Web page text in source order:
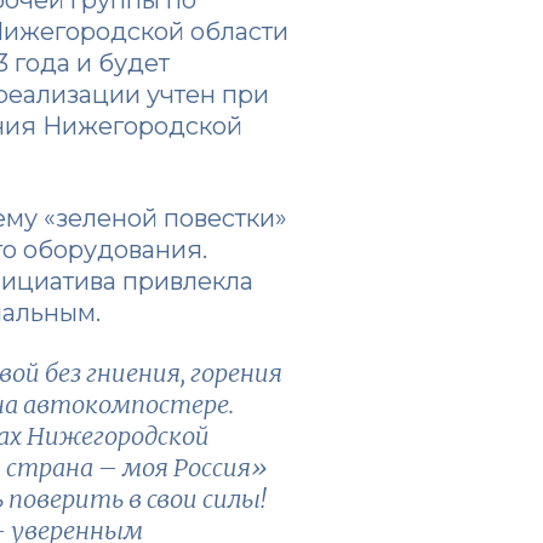
области
года и будет
учтен при
Нижегородской
«зеленой повестки»
оборудования.
привлекла
без гниения, горения
автокомпостере.
Нижегородской
– моя Россия»
в свои силы!
уверенным